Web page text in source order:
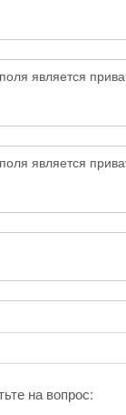
является
является
на вопрос: